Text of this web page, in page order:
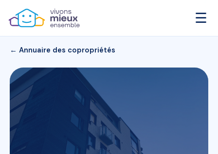
☰
← Annuaire des copropriétés